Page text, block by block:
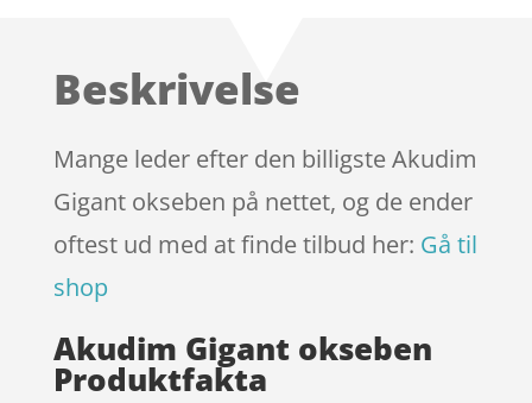
kundebedøm
Beskrivelse
Mange leder efter den billigste Akudim
Gigant okseben på nettet, og de ender
oftest ud med at finde tilbud her: Gå til
shop
Akudim Gigant okseben
Produktfakta